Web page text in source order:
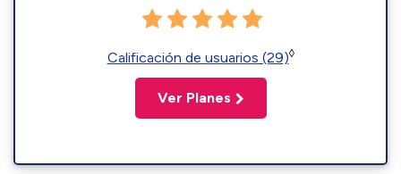
Calificación de usuarios (29)◊
Ver Planes